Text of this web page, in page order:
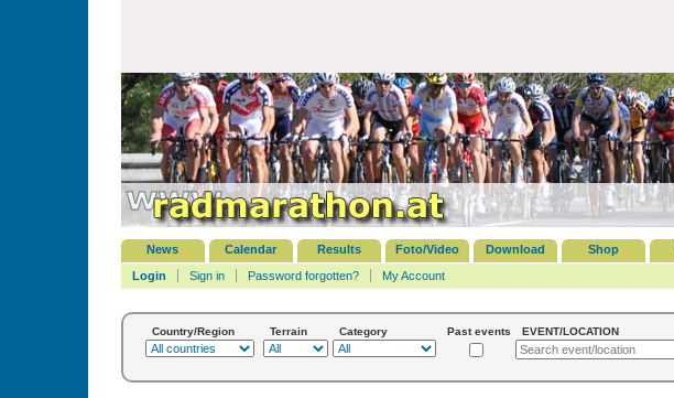
News Calendar Results Foto/Video Download Shop
Login
Sign in Password forgotten? My Account
Country/Region Terrain Category Past events EVENT/LOCATION